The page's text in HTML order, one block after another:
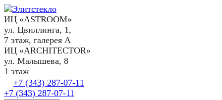
ИЦ «ASTROOM»
ул. Цвиллинга, 1,
7 этаж, галерея А
ИЦ «ARCHITECTOR»
ул. Малышева, 8
1 этаж
+7 (343) 287-07-11
+7 (343) 287-07-11